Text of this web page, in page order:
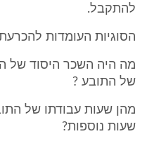
להתקבל.
הסוגיות העומדות
מה היה השכר היסוד של
של התובע ?
מהן שעות עבודתו של
שעות נוספות?